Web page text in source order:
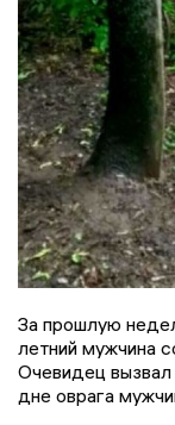
За прошлую
летний мужчина
Очевидец
дне оврага